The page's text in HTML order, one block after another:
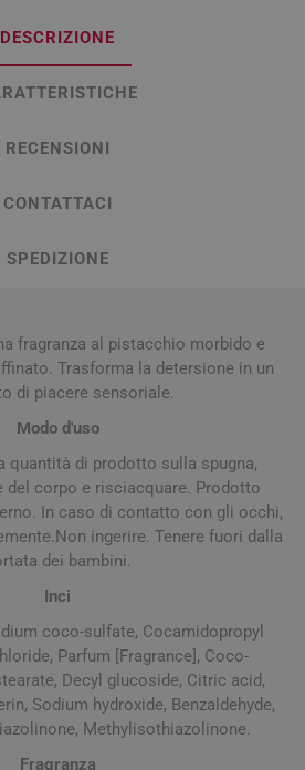
DESCRIZIONE
RECENSIONI
CONTATTACI
SPEDIZIONE
fragranza al pistacchio morbido e
Trasforma la detersione in un
di piacere sensoriale.
Modo d'uso
quantità di prodotto sulla spugna,
del corpo e risciacquare. Prodotto
In caso di contatto con gli occhi,
ingerire. Tenere fuori dalla
dei bambini.
Inci
coco-sulfate, Cocamidopropyl
Parfum [Fragrance], Coco-
Decyl glucoside, Citric acid,
Sodium hydroxide, Benzaldehyde,
Methylisothiazolinone.
Fragranza